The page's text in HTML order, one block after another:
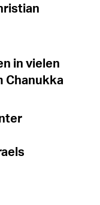
in vielen
Chanukka